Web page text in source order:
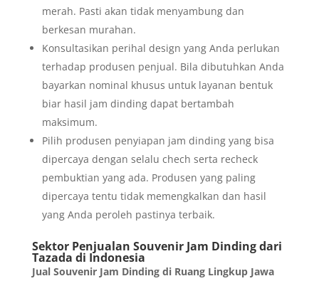
merah. Pasti akan tidak menyambung dan
berkesan murahan.
Konsultasikan perihal design yang Anda perlukan
terhadap produsen penjual. Bila dibutuhkan Anda
bayarkan nominal khusus untuk layanan bentuk
biar hasil jam dinding dapat bertambah
maksimum.
Pilih produsen penyiapan jam dinding yang bisa
dipercaya dengan selalu chech serta recheck
pembuktian yang ada. Produsen yang paling
dipercaya tentu tidak memengkalkan dan hasil
yang Anda peroleh pastinya terbaik.
Sektor Penjualan Souvenir Jam Dinding dari
Tazada di Indonesia
Jual Souvenir Jam Dinding di Ruang Lingkup Jawa